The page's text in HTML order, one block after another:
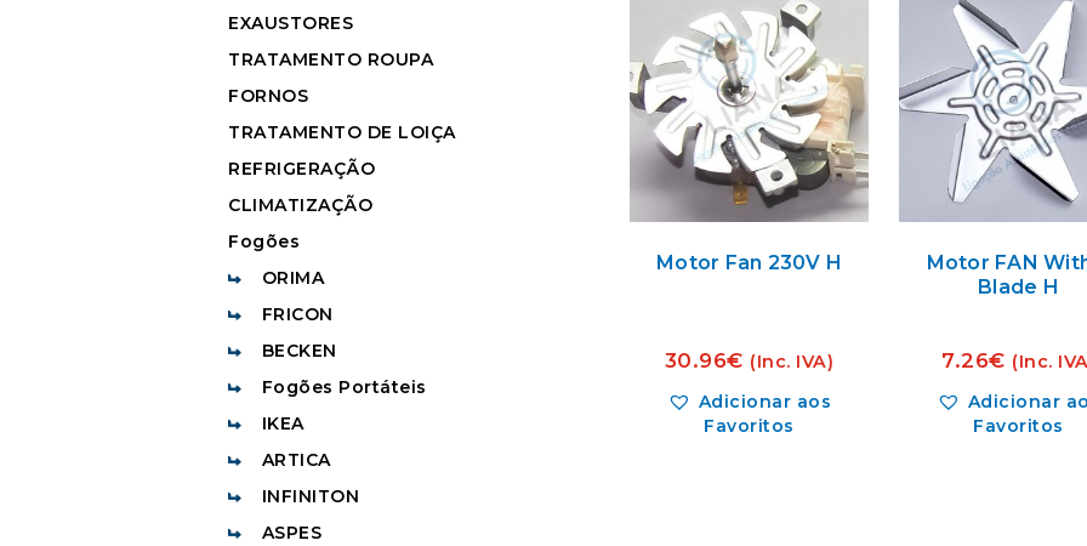
Adicionar aos
Favoritos
Motor Fan 230V H
30.96€ (Inc. IVA)
Adicionar
Favoritos
Motor FAN
Blade H
7.26€ (Inc.
EXAUSTORES
TRATAMENTO ROUPA
FORNOS
TRATAMENTO DE LOIÇA
REFRIGERAÇÃO
CLIMATIZAÇÃO
Fogões
ORIMA
FRICON
BECKEN
Fogões Portáteis
IKEA
ARTICA
INFINITON
ASPES